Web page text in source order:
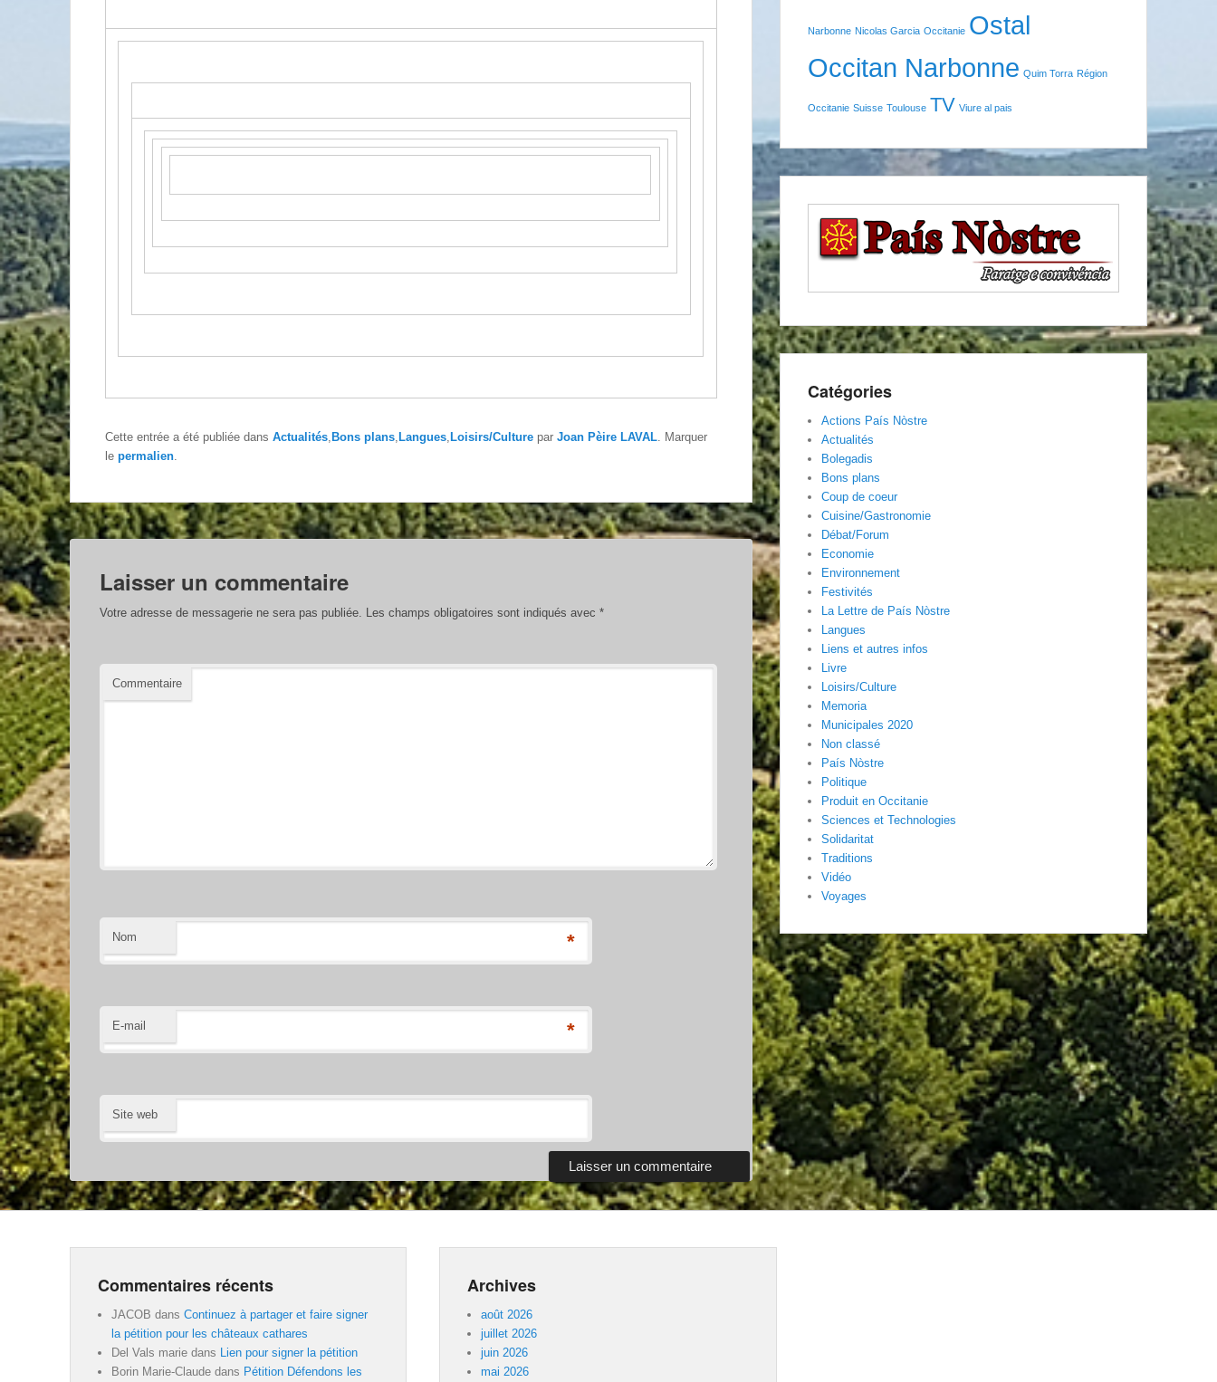
Cette entrée a été publiée dans Actualités Bons plans Langues Loisirs/Culture par Joan Pèire LAVAL . Marquer
le permalien
Laisser un commentaire
Votre adresse de messagerie ne sera pas publiée. Les champs obligatoires sont indiqués avec *
Commentaire
Nom *
E-mail *
Site web
Narbonne Nicolas Garcia Occitanie Ostal
Occitan Narbonne Quim Torra Région
Occitanie Suisse Toulouse TV Viure al pais
Catégories
Actions País Nòstre
Actualités
Bolegadis
Bons plans
Coup de coeur
Cuisine/Gastronomie
Débat/Forum
Economie
Environnement
Festivités
La Lettre de País Nòstre
Langues
Liens et autres infos
Livre
Loisirs/Culture
Memoria
Municipales 2020
Non classé
País Nòstre
Politique
Produit en Occitanie
Sciences et Technologies
Solidaritat
Traditions
Vidéo
Voyages
Commentaires récents
JACOB dans Continuez à partager et faire signer
la pétition pour les châteaux cathares
Del Vals marie dans Lien pour signer la pétition
Borin Marie-Claude dans Pétition Défendons les
Archives
août 2026
juillet 2026
juin 2026
mai 2026